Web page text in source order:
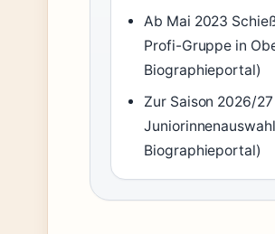
Ab Mai 2023
Profi-Gruppe in
Biographieportal)
Zur Saison 2026/
Biographieportal)